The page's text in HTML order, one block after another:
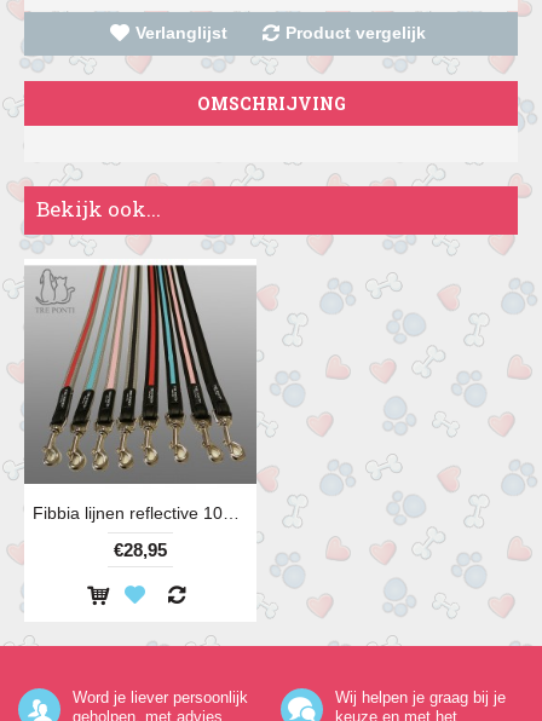
Verlanglijst Product vergelijk
OMSCHRIJVING
Bekijk ook...
€28,95
Word je liever persoonlijk
geholpen, met advies
Wij helpen je graag bij je
keuze en met het